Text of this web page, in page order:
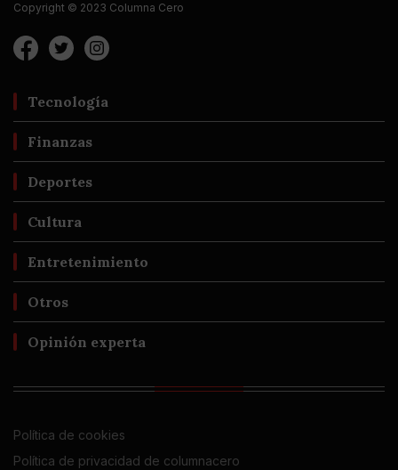
Copyright © 2023 Columna Cero
Tecnología
Finanzas
Deportes
Cultura
Entretenimiento
Otros
Opinión experta
Política de cookies
Política de privacidad de columnacero